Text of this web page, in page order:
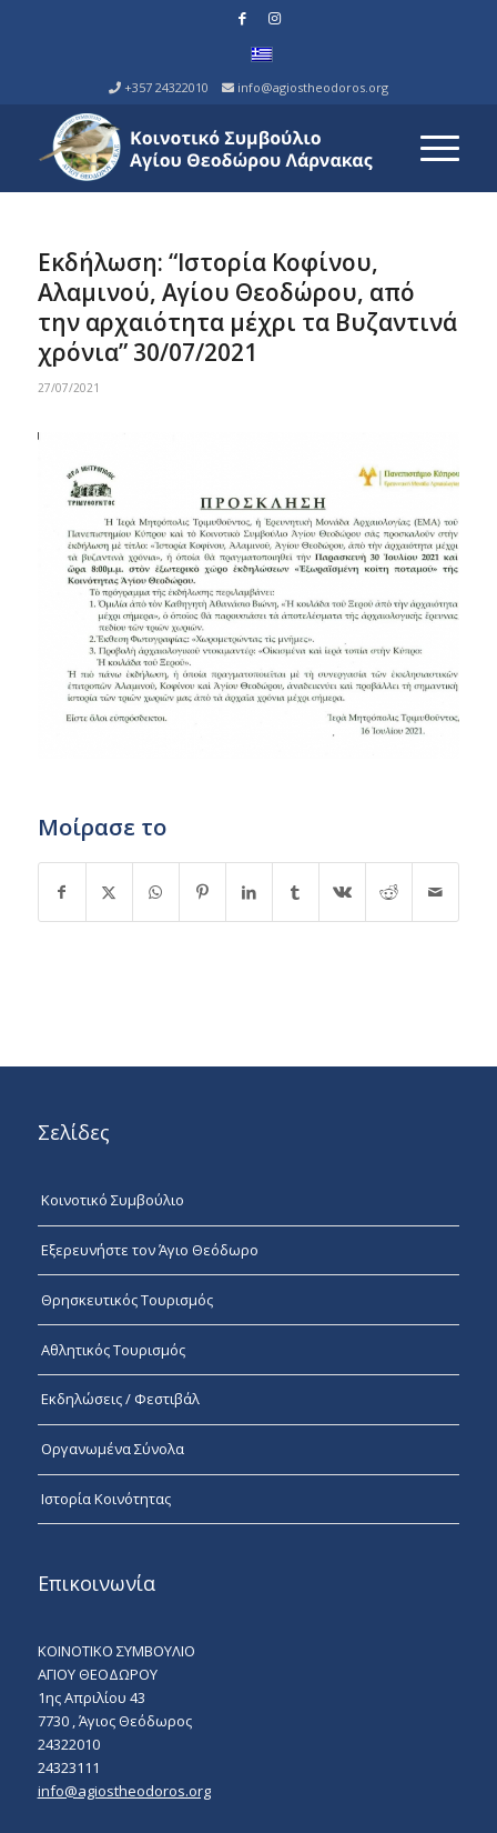
+357 24322010 info@agiostheodoros.org
Εκδήλωση: “Ιστορία Κοφίνου,
Αλαμινού, Αγίου Θεοδώρου, από
την αρχαιότητα μέχρι τα Βυζαντινά
χρόνια” 30/07/2021
27/07/2021
Μοίρασε το
Σελίδες
Κοινοτικό Συμβούλιο
Εξερευνήστε τον Άγιο Θεόδωρο
Θρησκευτικός Τουρισμός
Αθλητικός Τουρισμός
Εκδηλώσεις / Φεστιβάλ
Οργανωμένα Σύνολα
Ιστορία Κοινότητας
Επικοινωνία
ΚΟΙΝΟΤΙΚΟ ΣΥΜΒΟΥΛΙΟ
ΑΓΙΟΥ ΘΕΟΔΩΡΟΥ
1ης Απριλίου 43
7730 , Άγιος Θεόδωρος
24322010
24323111
info@agiostheodoros.org